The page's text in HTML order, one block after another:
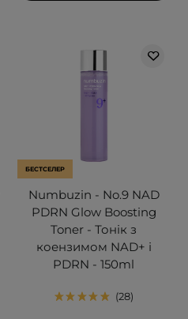
БЕСТСЕЛЕР
Numbuzin - No.9 NAD
PDRN Glow Boosting
Toner - Тонік з
коензимом NAD+ і
PDRN - 150ml
28